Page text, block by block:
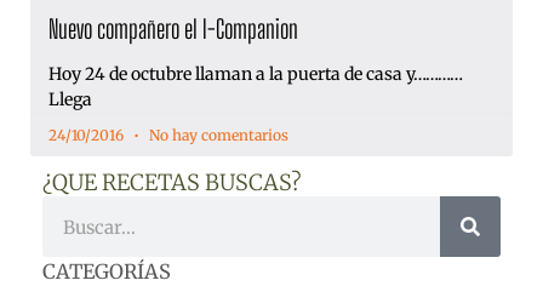
Nuevo compañero el I-Companion
Hoy 24 de octubre llaman a la puerta de casa y…………
Llega
24/10/2016 No hay comentarios
¿QUE RECETAS BUSCAS?
CATEGORÍAS
CATEGORÍAS